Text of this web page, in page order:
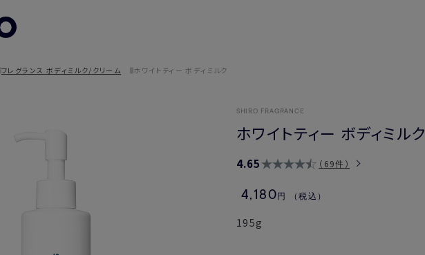
フレグランス ボディミルク/クリーム ホワイトティー ボディミルク
SHIRO FRAGRANCE
ホワイトティー ボディミルク
4.65 69件
4,180 円 （税込）
195g